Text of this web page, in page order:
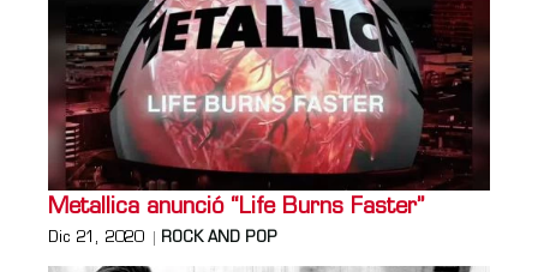
Metallica anunció “Life Burns Faster”
Dic 21, 2020 ROCK AND POP